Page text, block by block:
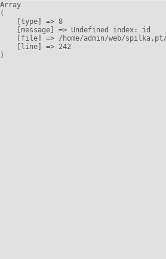
Array
(
    [type] => 8
    [message] => Undefined index: id
[file] => /home/admin/web/
    [line] => 242